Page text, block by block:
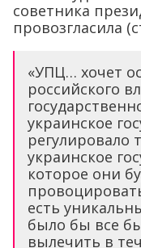
советника
провозгласила
«УПЦ… хочет
российского
украинское
регулировало
украинское
которое они
есть
было бы все
вылечить в